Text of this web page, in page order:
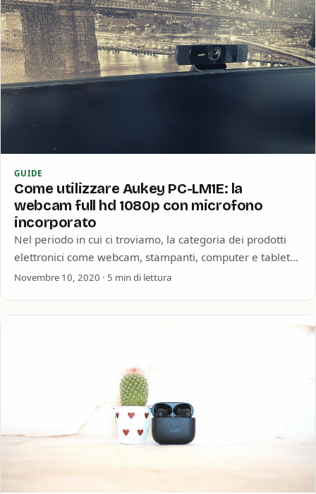
GUIDE
Come utilizzare Aukey PC-LM1E: la
webcam full hd 1080p con microfono
incorporato
Nel periodo in cui ci troviamo, la categoria dei prodotti
elettronici come webcam, stampanti, computer e tablet
hanno subito un incremento di…
Novembre 10, 2020 · 5 min di lettura